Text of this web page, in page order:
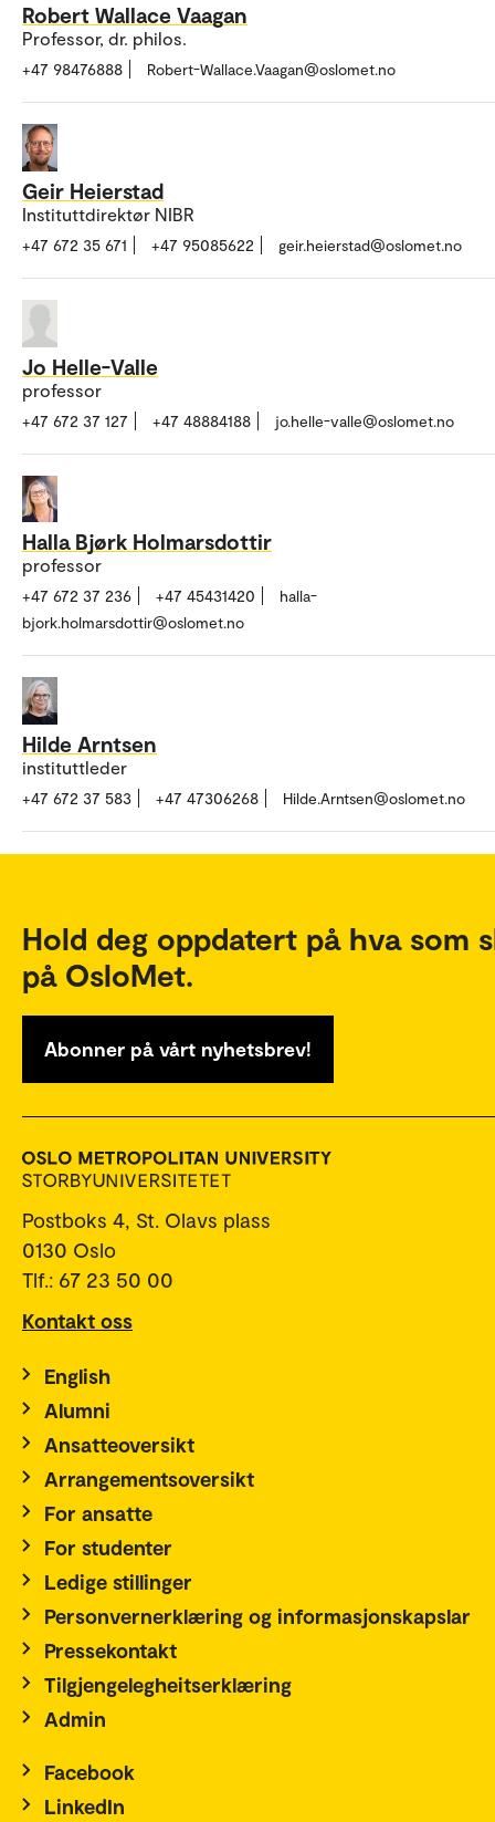
Robert Wallace Vaagan
Professor, dr. philos.
+47 98476888 Robert-Wallace.Vaagan@oslomet.no
Geir Heierstad
Instituttdirektør NIBR
+47 672 35 671 +47 95085622 geir.heierstad@oslomet.no
Jo Helle-Valle
professor
+47 672 37 127 +47 48884188 jo.helle-valle@oslomet.no
Halla Bjørk Holmarsdottir
professor
+47 672 37 236 +47 45431420
halla-
bjork.holmarsdottir@oslomet.no
Hilde Arntsen
instituttleder
+47 672 37 583 +47 47306268 Hilde.Arntsen@oslomet.no
Hold deg oppdatert på hva som
på OsloMet.
Abonner på vårt nyhetsbrev!
Postboks 4, St. Olavs plass
0130 Oslo
Tlf.: 67 23 50 00
Kontakt oss
English
Alumni
Ansatteoversikt
Arrangementsoversikt
For ansatte
For studenter
Ledige stillinger
Personvernerklæring og informasjonskapslar
Pressekontakt
Tilgjengelegheitserklæring
Admin
Facebook
LinkedIn